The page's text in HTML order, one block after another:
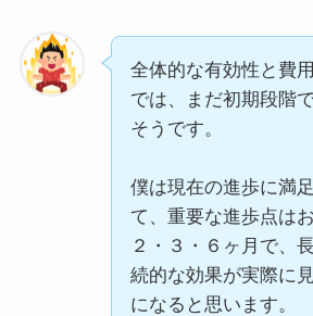
全体的な有効性と費
では、まだ初期段階
そうです。
僕は現在の進歩に満
て、重要な進歩点は
２・３・６ヶ月で、
続的な効果が実際に
になると思います。